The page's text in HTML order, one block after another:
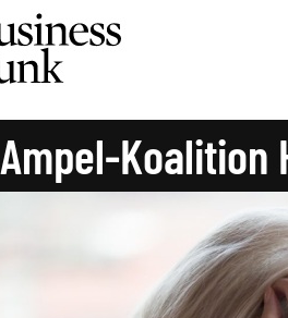
Ampel-Koalition